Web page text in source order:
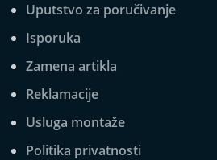
Uputstvo za poručivanje
Isporuka
Zamena artikla
Reklamacije
Usluga montaže
Politika privatnosti